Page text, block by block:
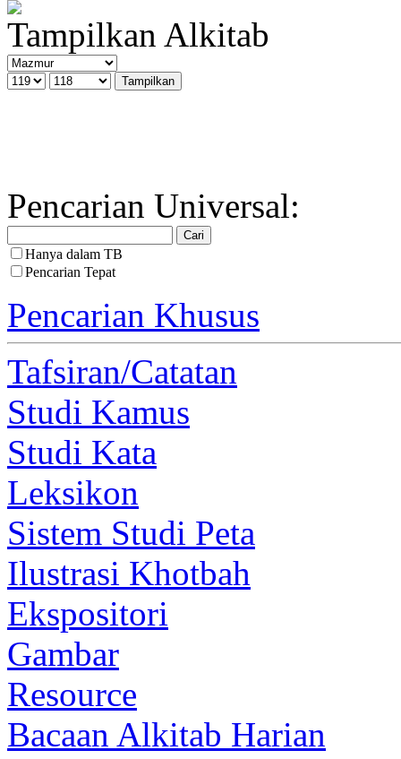
Tampilkan Alkitab
Pencarian Universal:
Hanya dalam TB
Pencarian Tepat
Pencarian Khusus
Tafsiran/Catatan
Studi Kamus
Studi Kata
Leksikon
Sistem Studi Peta
Ilustrasi Khotbah
Ekspositori
Gambar
Resource
Bacaan Alkitab Harian